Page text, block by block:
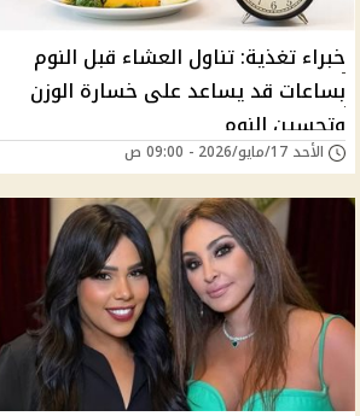
خبراء تغذية: تناول العشاء قبل النوم
بساعات قد يساعد على خسارة الوزن
وتحسين النوم
الأحد 17/مايو/2026 - 09:00 ص